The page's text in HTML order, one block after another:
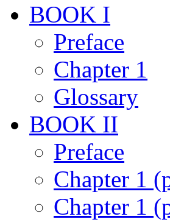
BOOK I
Preface
Chapter 1
Glossary
BOOK II
Preface
Chapter 1
Chapter 1